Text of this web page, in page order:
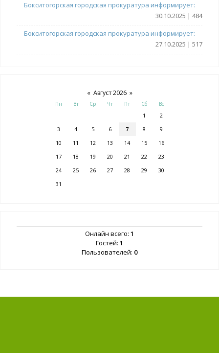
Бокситогорская городская прокуратура информирует:
30.10.2025 | 484
Бокситогорская городская прокуратура информирует:
27.10.2025 | 517
« Август 2026 »
Пн Вт Ср Чт Пт Сб Вс
1
2
3
4 5 6 7 8
9
10
11 12 13 14 15
16
17
18 19 20 21 22
23
24
25 26 27 28 29
30
31
Онлайн всего: 1
Гостей: 1
Пользователей: 0